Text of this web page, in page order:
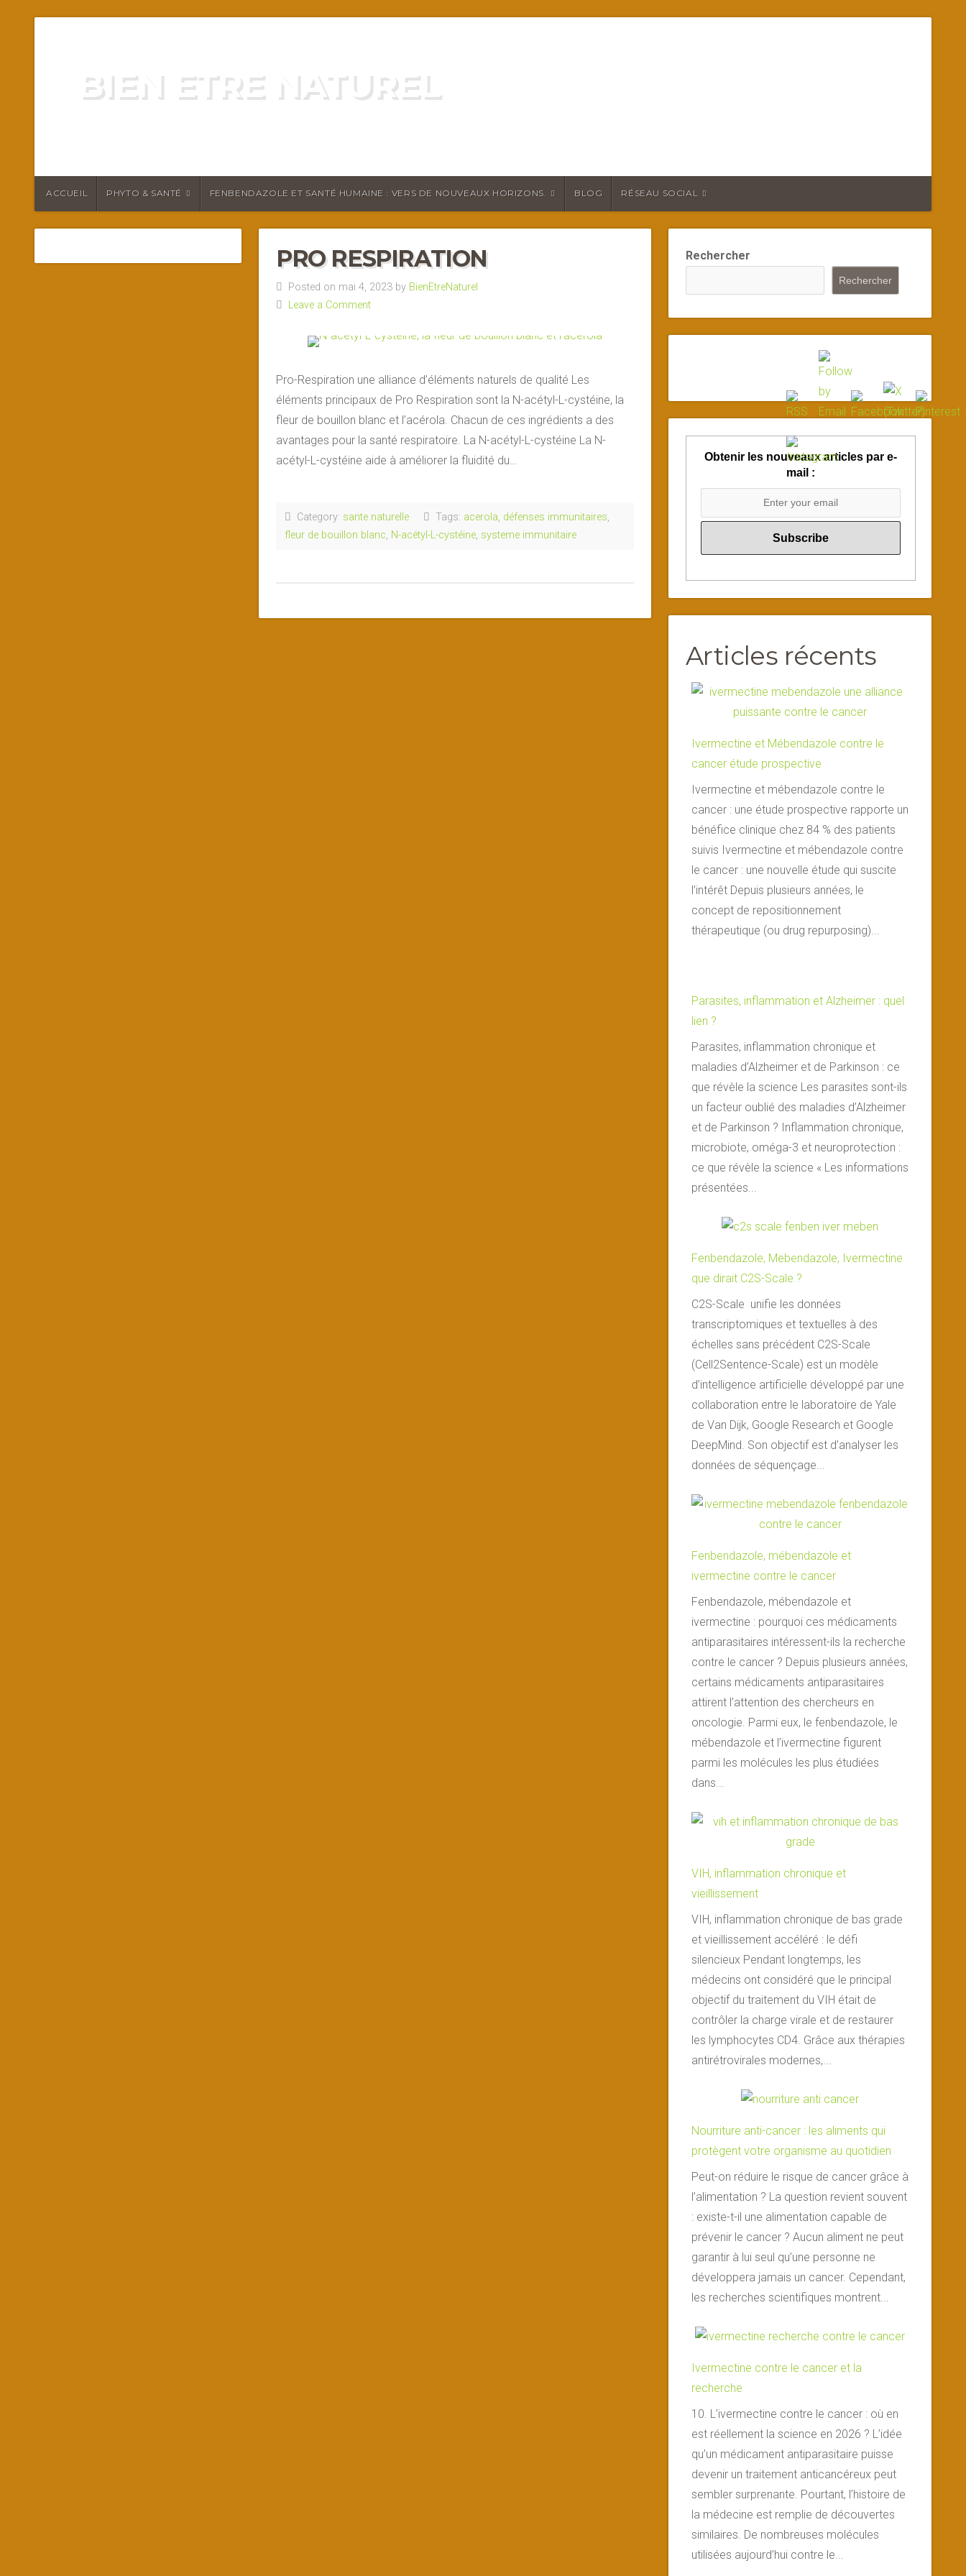
BIEN ETRE NATUREL
ACCUEIL PHYTO & SANTÉ FENBENDAZOLE ET SANTÉ HUMAINE : VERS DE NOUVEAUX HORIZONS. BLOG RÉSEAU SOCIAL
PRO RESPIRATION
Posted on mai 4, 2023 by BienEtreNaturel
Leave a Comment
Pro-Respiration une alliance d’éléments naturels de qualité Les
éléments principaux de Pro Respiration sont la N-acétyl-L-cystéine, la
fleur de bouillon blanc et l’acérola. Chacun de ces ingrédients a des
avantages pour la santé respiratoire. La N-acétyl-L-cystéine La N-
acétyl-L-cystéine aide à améliorer la fluidité du…
Category: sante naturelle Tags: acerola, défenses immunitaires,
fleur de bouillon blanc, N-acétyl-L-cystéine, systeme immunitaire
Rechercher
Rechercher
Obtenir les nouveaux articles par e-
mail :
Articles récents
Ivermectine et Mébendazole contre le
cancer étude prospective
Ivermectine et mébendazole contre le
cancer : une étude prospective rapporte un
bénéfice clinique chez 84 % des patients
suivis Ivermectine et mébendazole contre
le cancer : une nouvelle étude qui suscite
l’intérêt Depuis plusieurs années, le
concept de repositionnement
thérapeutique (ou drug repurposing)...
Parasites, inflammation et Alzheimer : quel
lien ?
Parasites, inflammation chronique et
maladies d’Alzheimer et de Parkinson : ce
que révèle la science Les parasites sont-ils
un facteur oublié des maladies d’Alzheimer
et de Parkinson ? Inflammation chronique,
microbiote, oméga-3 et neuroprotection :
ce que révèle la science « Les informations
présentées...
Fenbendazole, Mebendazole, Ivermectine
que dirait C2S-Scale ?
C2S-Scale unifie les données
transcriptomiques et textuelles à des
échelles sans précédent C2S-Scale
(Cell2Sentence-Scale) est un modèle
d’intelligence artificielle développé par une
collaboration entre le laboratoire de Yale
de Van Dijk, Google Research et Google
DeepMind. Son objectif est d’analyser les
données de séquençage...
Fenbendazole, mébendazole et
ivermectine contre le cancer
Fenbendazole, mébendazole et
ivermectine : pourquoi ces médicaments
antiparasitaires intéressent-ils la recherche
contre le cancer ? Depuis plusieurs années,
certains médicaments antiparasitaires
attirent l’attention des chercheurs en
oncologie. Parmi eux, le fenbendazole, le
mébendazole et l’ivermectine figurent
parmi les molécules les plus étudiées
dans...
VIH, inflammation chronique et
vieillissement
VIH, inflammation chronique de bas grade
et vieillissement accéléré : le défi
silencieux Pendant longtemps, les
médecins ont considéré que le principal
objectif du traitement du VIH était de
contrôler la charge virale et de restaurer
les lymphocytes CD4. Grâce aux thérapies
antirétrovirales modernes,...
Nourriture anti-cancer : les aliments qui
protègent votre organisme au quotidien
Peut-on réduire le risque de cancer grâce à
l’alimentation ? La question revient souvent
: existe-t-il une alimentation capable de
prévenir le cancer ? Aucun aliment ne peut
garantir à lui seul qu’une personne ne
développera jamais un cancer. Cependant,
les recherches scientifiques montrent...
Ivermectine contre le cancer et la
recherche
10. L’ivermectine contre le cancer : où en
est réellement la science en 2026 ? L’idée
qu’un médicament antiparasitaire puisse
devenir un traitement anticancéreux peut
sembler surprenante. Pourtant, l’histoire de
la médecine est remplie de découvertes
similaires. De nombreuses molécules
utilisées aujourd’hui contre le...